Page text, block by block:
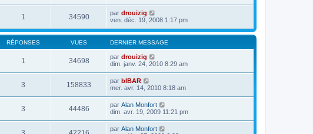
1 34590 par drouizig
ven. déc. 19, 2008 1:17 pm
RÉPONSES VUES DERNIER MESSAGE
1 34698 par drouizig
dim. janv. 24, 2010 8:29 am
3 158833 par bIBAR
mer. avr. 14, 2010 8:18 am
3 44486 par Alan Monfort
dim. avr. 19, 2009 11:21 pm
par Alan Monfort